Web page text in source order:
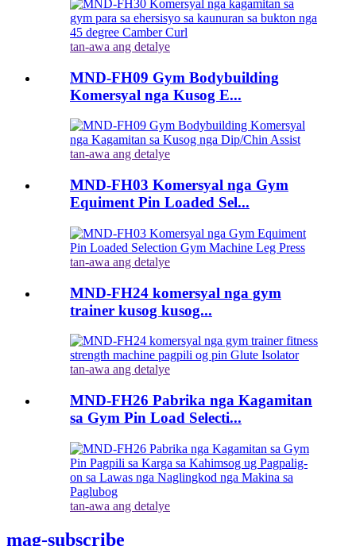
tan-awa ang detalye
MND-FH09 Gym Bodybuilding
Komersyal nga Kusog E...
tan-awa ang detalye
MND-FH03 Komersyal nga Gym
Equiment Pin Loaded Sel...
tan-awa ang detalye
MND-FH24 komersyal nga gym
trainer kusog kusog...
tan-awa ang detalye
MND-FH26 Pabrika nga Kagamitan
sa Gym Pin Load Selecti...
tan-awa ang detalye
mag-subscribe